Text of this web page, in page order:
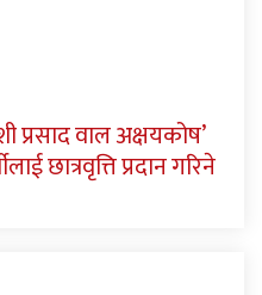
प्रसाद वाल अक्षयकोष’
छात्रवृत्ति प्रदान गरिने